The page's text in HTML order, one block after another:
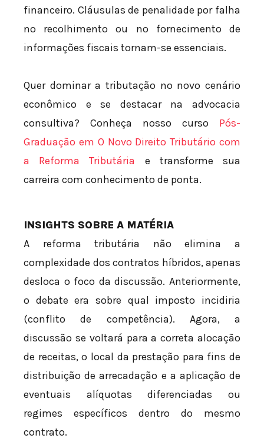
financeiro. Cláusulas de penalidade por falha
no recolhimento ou no fornecimento de
informações fiscais tornam-se essenciais.
Quer dominar a tributação no novo cenário
econômico e se destacar na advocacia
consultiva? Conheça nosso curso Pós-
Graduação em O Novo Direito Tributário com
a Reforma Tributária e transforme sua
carreira com conhecimento de ponta.
INSIGHTS SOBRE A MATÉRIA
A reforma tributária não elimina a
complexidade dos contratos híbridos, apenas
desloca o foco da discussão. Anteriormente,
o debate era sobre qual imposto incidiria
(conflito de competência). Agora, a
discussão se voltará para a correta alocação
de receitas, o local da prestação para fins de
distribuição de arrecadação e a aplicação de
eventuais alíquotas diferenciadas ou
regimes específicos dentro do mesmo
contrato.